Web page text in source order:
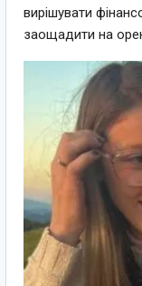
вирішувати
заощадити на